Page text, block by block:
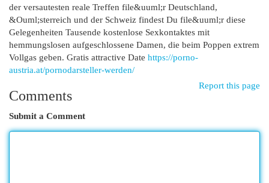
der versautesten reale Treffen file&uuml;r Deutschland,
&Ouml;sterreich und der Schweiz findest Du file&uuml;r diese
Gelegenheiten Tausende kostenlose Sexkontaktes mit
hemmungslosen aufgeschlossene Damen, die beim Poppen extrem
Vollgas geben. Gratis attractive Date https://porno-
austria.at/pornodarsteller-werden/
Report this page
Comments
Submit a Comment